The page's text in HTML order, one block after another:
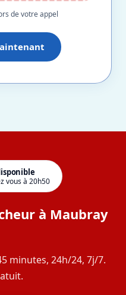
de votre appel
vous à 20h50
à Maubray
minutes, 24h/24, 7j/7.